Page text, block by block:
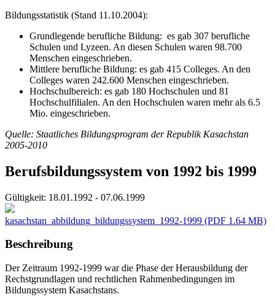
Bildungsstatistik (Stand 11.10.2004):
Grundlegende berufliche Bildung: es gab 307 berufliche
Schulen und Lyzeen. An diesen Schulen waren 98.700
Menschen eingeschrieben.
Mittlere berufliche Bildung: es gab 415 Colleges. An den
Colleges waren 242.600 Menschen eingeschrieben.
Hochschulbereich: es gab 180 Hochschulen und 81
Hochschulfilialen. An den Hochschulen waren mehr als 6.5
Mio. eingeschrieben.
Quelle: Staatliches Bildungsprogram der Republik Kasachstan
2005-2010
Berufsbildungssystem von 1992 bis 1999
Gültigkeit: 18.01.1992 - 07.06.1999
kasachstan_abbildung_bildungssystem_1992-1999 (PDF 1.64 MB)
Beschreibung
Der Zeitraum 1992-1999 war die Phase der Herausbildung der
Rechstgrundlagen und rechtlichen Rahmenbedingungen im
Bildungssystem Kasachstans.